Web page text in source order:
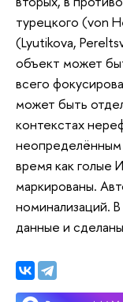
турецкого (von
(Lyutikova,
объект может
всего
может быть
контекстах
время как голые
маркированы.
номинализаций.
данные и